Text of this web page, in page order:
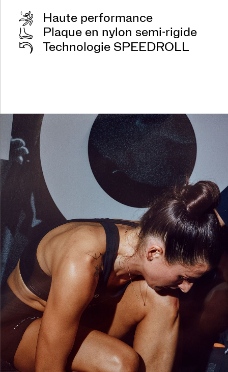
Haute performance
Plaque en nylon semi-rigide
Technologie SPEEDROLL